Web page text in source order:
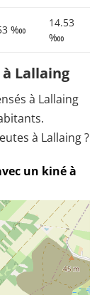
‱
14.53
‱
Lallaing
à Lallaing
à Lallaing ?
un kiné à